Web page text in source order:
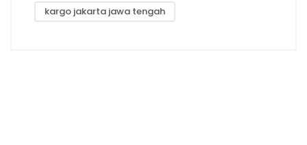
kargo jakarta jawa tengah